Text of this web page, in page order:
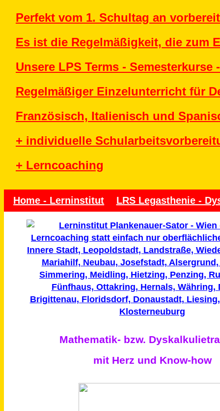
Perfekt vom 1. Schultag an
Es ist die Regelmäßigkeit, die zum
Unsere LPS Terms -
Regelmäßiger Einzelunterricht für
Französisch, Italienisch und
+ individuelle
+ Lerncoaching
Home - Lerninstitut LRS Legasthenie -
Mathematik- bzw. Dyskalkulie
mit Herz und Know-how